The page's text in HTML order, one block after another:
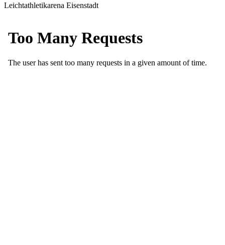
Leichtathletikarena Eisenstadt